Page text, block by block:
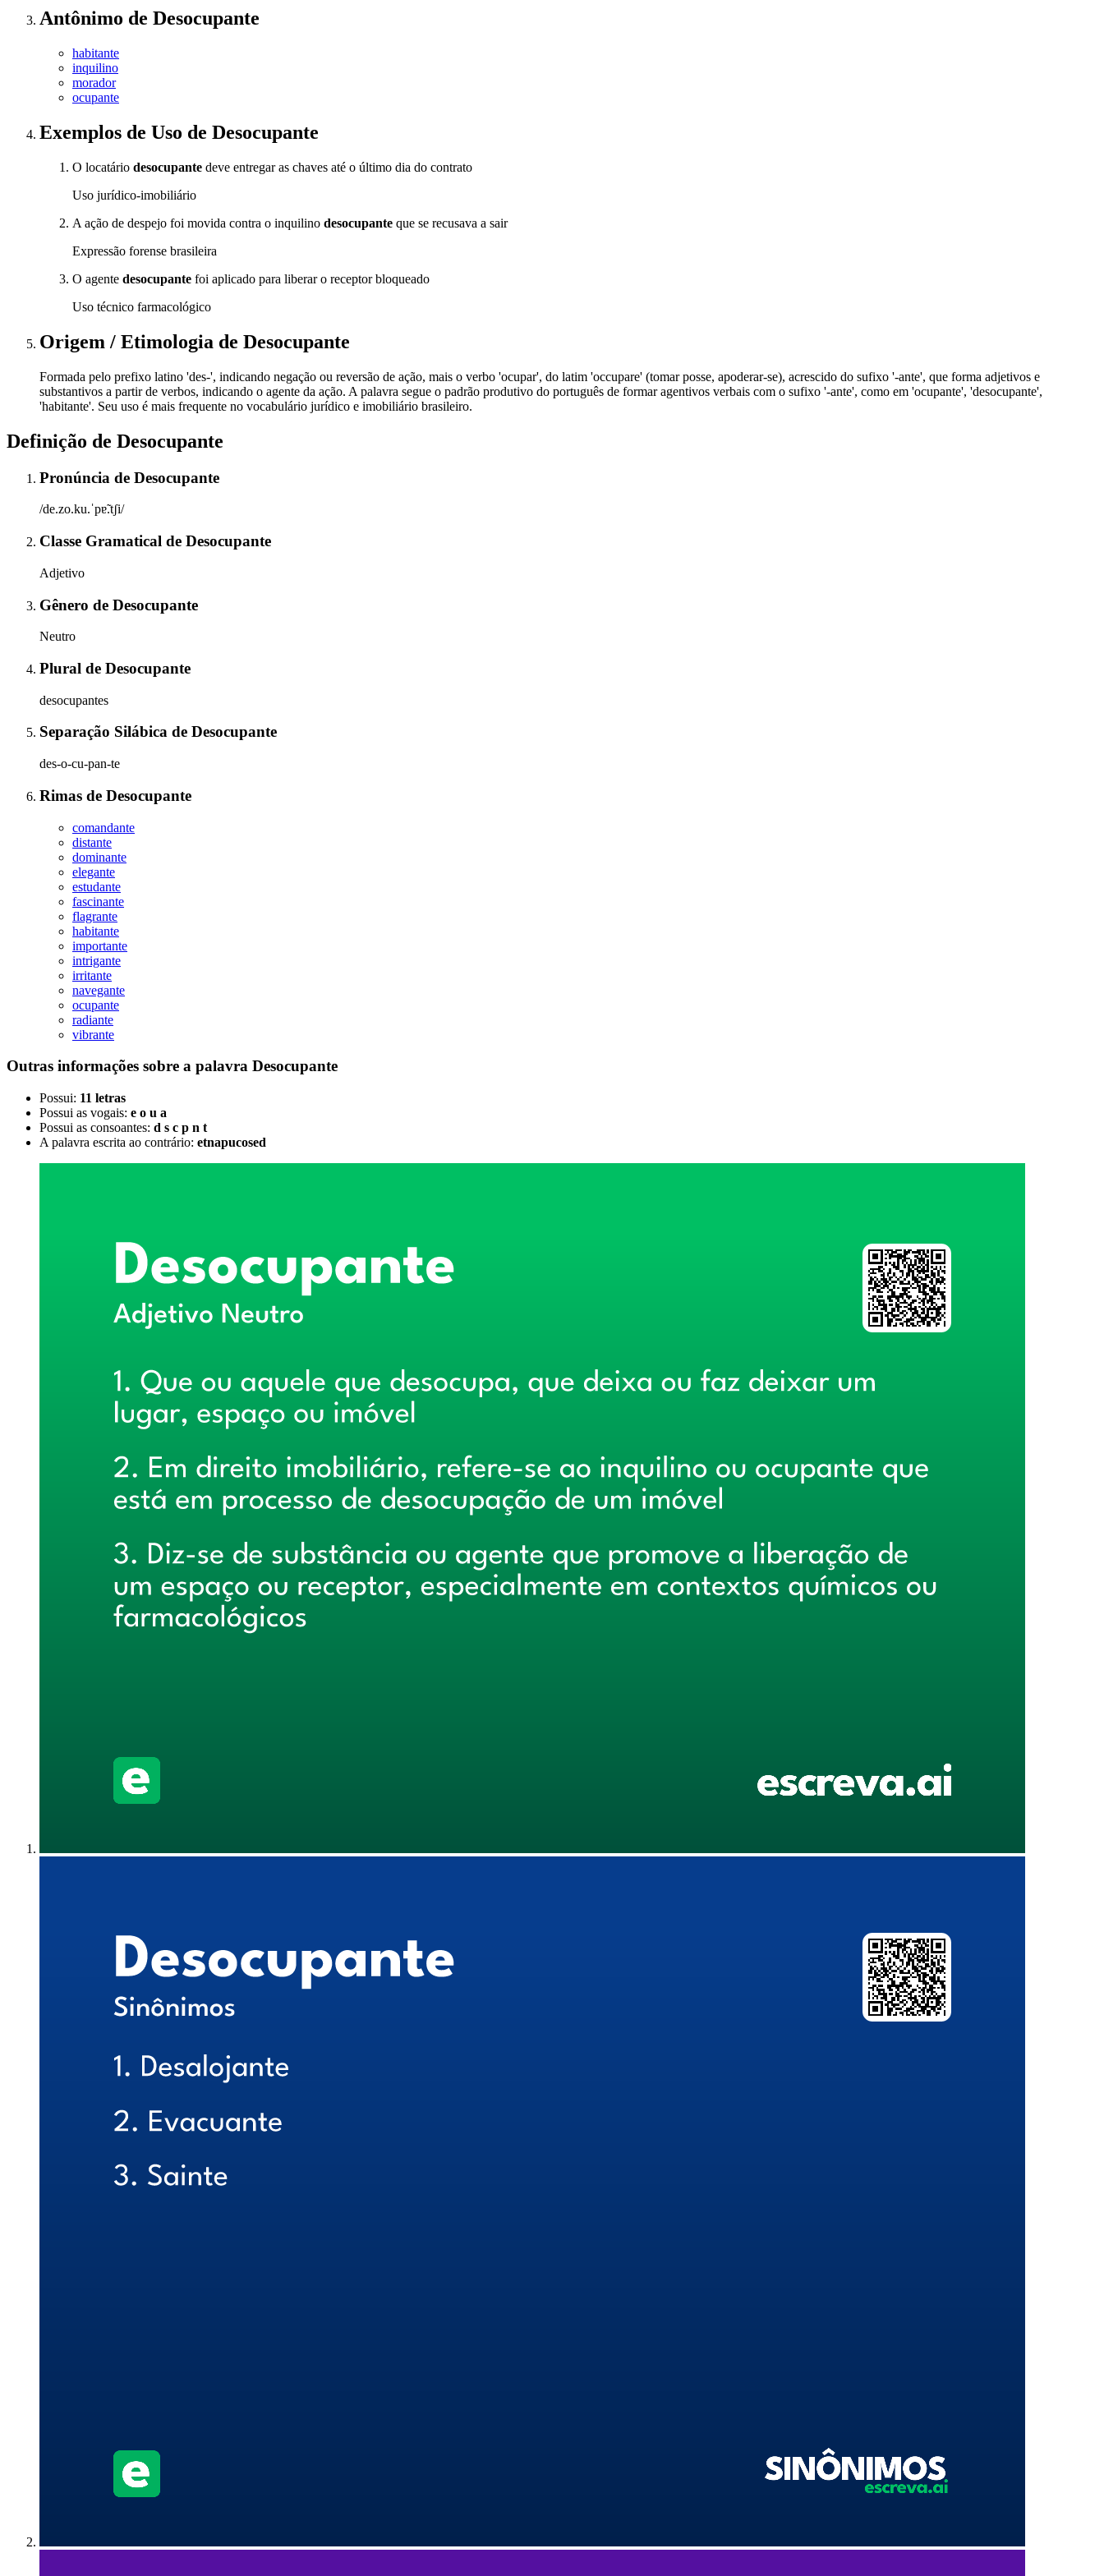
Antônimo de Desocupante
habitante
inquilino
morador
ocupante
Exemplos de Uso de Desocupante
O locatário desocupante deve entregar as chaves até o último dia do contrato
Uso jurídico-imobiliário
A ação de despejo foi movida contra o inquilino desocupante que se recusava a sair
Expressão forense brasileira
O agente desocupante foi aplicado para liberar o receptor bloqueado
Uso técnico farmacológico
Origem / Etimologia de Desocupante
Formada pelo prefixo latino 'des-', indicando negação ou reversão de ação, mais o verbo 'ocupar', do latim 'occupare' (tomar posse, apoderar-se), acrescido do sufixo '-ante', que forma adjetivos e
substantivos a partir de verbos, indicando o agente da ação. A palavra segue o padrão produtivo do português de formar agentivos verbais com o sufixo '-ante', como em 'ocupante', 'desocupante',
'habitante'. Seu uso é mais frequente no vocabulário jurídico e imobiliário brasileiro.
Definição de Desocupante
Pronúncia de Desocupante
/de.zo.ku.ˈpɐ̃.tʃi/
Classe Gramatical de Desocupante
Adjetivo
Gênero de Desocupante
Neutro
Plural de Desocupante
desocupantes
Separação Silábica de Desocupante
des-o-cu-pan-te
Rimas de Desocupante
comandante
distante
dominante
elegante
estudante
fascinante
flagrante
habitante
importante
intrigante
irritante
navegante
ocupante
radiante
vibrante
Outras informações sobre a palavra Desocupante
Possui: 11 letras
Possui as vogais: e o u a
Possui as consoantes: d s c p n t
A palavra escrita ao contrário: etnapucosed